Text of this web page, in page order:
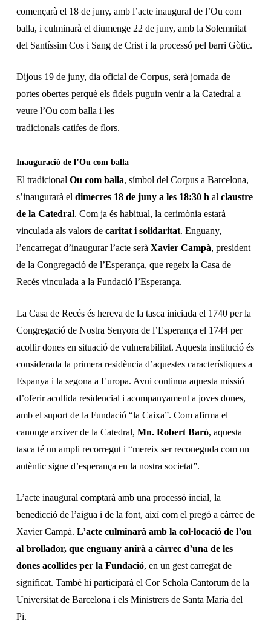
començarà el 18 de juny, amb l’acte inaugural de l’Ou com
balla, i culminarà el diumenge 22 de juny, amb la Solemnitat
del Santíssim Cos i Sang de Crist i la processó pel barri Gòtic.
Dijous 19 de juny, dia oficial de Corpus, serà jornada de
portes obertes perquè els fidels puguin venir a la Catedral a
veure l’Ou com balla i les
tradicionals catifes de flors.
Inauguració de l’Ou com balla
El tradicional Ou com balla, símbol del Corpus a Barcelona,
s’inaugurarà el dimecres 18 de juny a les 18:30 h al claustre
de la Catedral. Com ja és habitual, la cerimònia estarà
vinculada als valors de caritat i solidaritat. Enguany,
l’encarregat d’inaugurar l’acte serà Xavier Campà, president
de la Congregació de l’Esperança, que regeix la Casa de
Recés vinculada a la Fundació l’Esperança.
La Casa de Recés és hereva de la tasca iniciada el 1740 per la
Congregació de Nostra Senyora de l’Esperança el 1744 per
acollir dones en situació de vulnerabilitat. Aquesta institució és
considerada la primera residència d’aquestes característiques a
Espanya i la segona a Europa. Avui continua aquesta missió
d’oferir acollida residencial i acompanyament a joves dones,
amb el suport de la Fundació “la Caixa”. Com afirma el
canonge arxiver de la Catedral, Mn. Robert Baró, aquesta
tasca té un ampli recorregut i “mereix ser reconeguda com un
autèntic signe d’esperança en la nostra societat”.
L’acte inaugural comptarà amb una processó incial, la
benedicció de l’aigua i de la font, així com el pregó a càrrec de
Xavier Campà. L’acte culminarà amb la col·locació de l’ou
al brollador, que enguany anirà a càrrec d’una de les
dones acollides per la Fundació, en un gest carregat de
significat. També hi participarà el Cor Schola Cantorum de la
Universitat de Barcelona i els Ministrers de Santa Maria del
Pi.